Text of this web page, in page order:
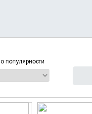
популярности